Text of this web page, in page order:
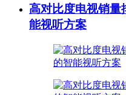
高对比度电视销量
能视听方案